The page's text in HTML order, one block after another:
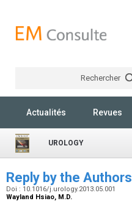
Rechercher
Actualités Revues
UROLOGY
Reply by the Authors
Doi : 10.1016/j.urology.2013.05.001
Wayland Hsiao, M.D.